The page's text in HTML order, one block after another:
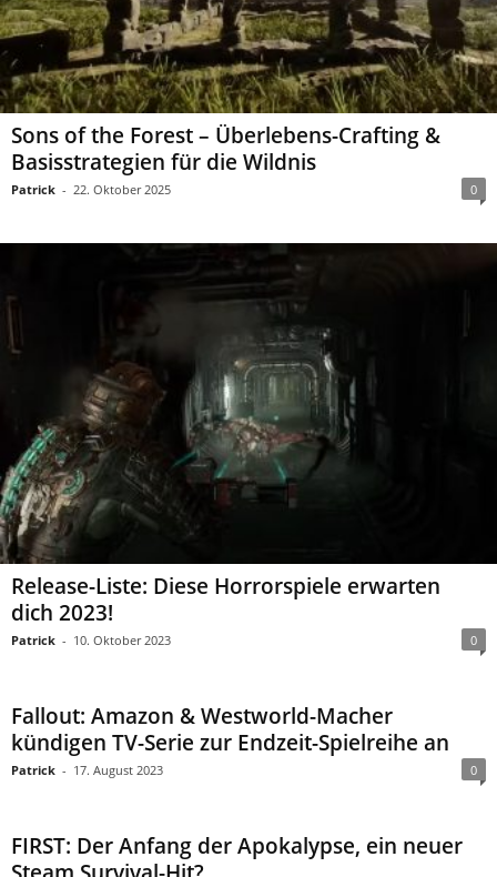
Sons of the Forest – Überlebens-Crafting &
Basisstrategien für die Wildnis
Patrick - 22. Oktober 2025 0
Release-Liste: Diese Horrorspiele erwarten
dich 2023!
Patrick - 10. Oktober 2023 0
Fallout: Amazon & Westworld-Macher
kündigen TV-Serie zur Endzeit-Spielreihe an
Patrick - 17. August 2023 0
FIRST: Der Anfang der Apokalypse, ein neuer